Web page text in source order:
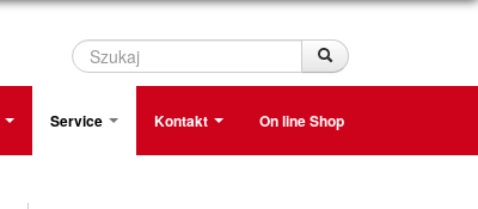
Szukaj Szukaj
Service Kontakt On line Shop